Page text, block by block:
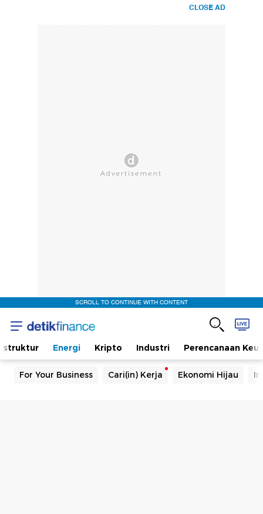
CLOSE AD
SCROLL TO CONTINUE WITH CONTENT
Energi Kripto Industri Perencanaan
For Your Business Cari(in) Kerja Ekonomi Hijau